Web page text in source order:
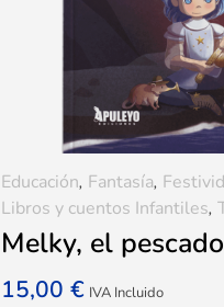
Melky, el
15,00€ IVA Incluido
Educación, Fantasía,
Libros y cuentos Infantiles,